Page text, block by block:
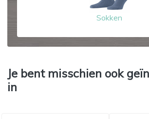
Sokken
Je bent misschien ook
in